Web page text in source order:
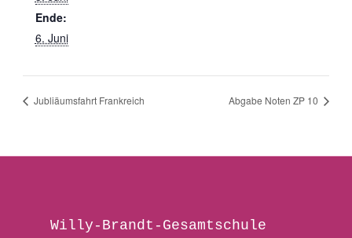
Ende:
6. Juni
Jubliäumsfahrt Frankreich Abgabe Noten ZP 10
Willy-Brandt-Gesamtschule